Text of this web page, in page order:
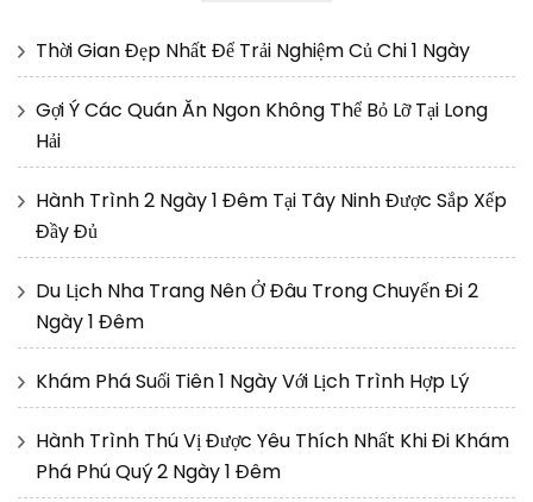
Thời Gian Đẹp Nhất Để Trải Nghiệm Củ Chi 1 Ngày
Gợi Ý Các Quán Ăn Ngon Không Thể Bỏ Lỡ Tại Long
Hải
Hành Trình 2 Ngày 1 Đêm Tại Tây Ninh Được Sắp Xếp
Đầy Đủ
Du Lịch Nha Trang Nên Ở Đâu Trong Chuyến Đi 2
Ngày 1 Đêm
Khám Phá Suối Tiên 1 Ngày Với Lịch Trình Hợp Lý
Hành Trình Thú Vị Được Yêu Thích Nhất Khi Đi Khám
Phá Phú Quý 2 Ngày 1 Đêm